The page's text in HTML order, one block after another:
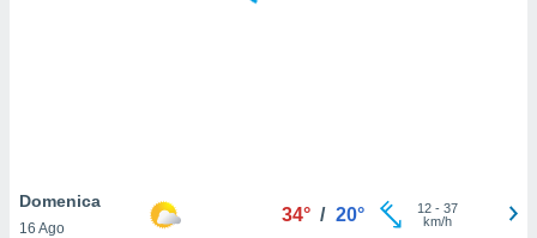
per
Domenica
16 Ago
34° / 20° 12- 37
km/h